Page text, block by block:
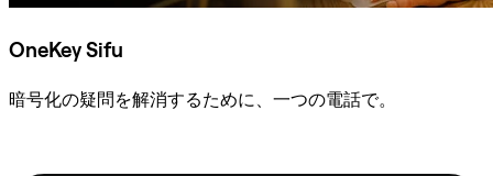
OneKey Sifu
暗号化の疑問を解消するために、一つの電話で。